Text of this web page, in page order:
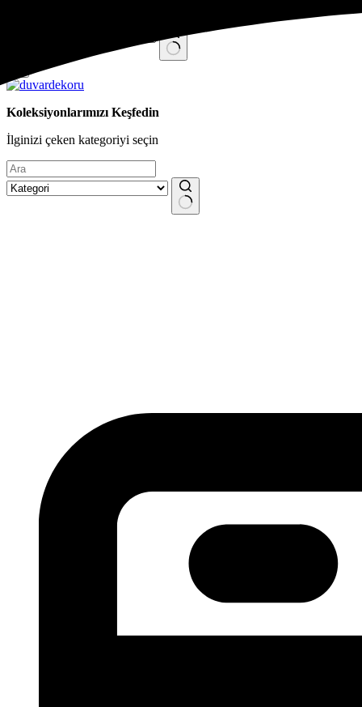
results
Koleksiyonlarımızı Keşfedin
İlginizi çeken kategoriyi seçin